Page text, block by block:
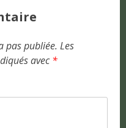
pas publiée. Les
avec*